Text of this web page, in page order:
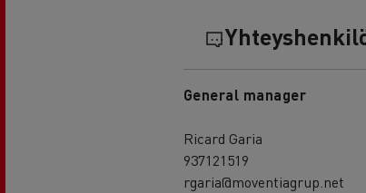
General manager
Ricard Garia
937121519
rgaria@moventiagrup.net